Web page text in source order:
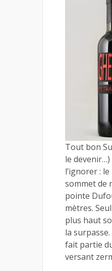
Tout bon
le
l’ignorer :
sommet de
pointe
mètres.
plus haut
la
fait partie
versant